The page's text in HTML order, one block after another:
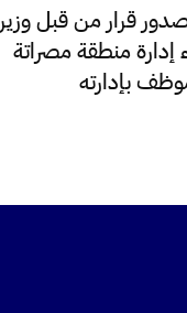
قرار من قبل وزير
إدارة منطقة مصراتة
بإدارته